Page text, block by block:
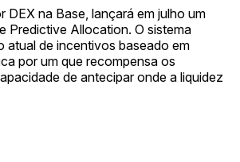
DEX na Base, lançará em julho um
Predictive Allocation. O sistema
atual de incentivos baseado em
por um que recompensa os
de antecipar onde a liquidez